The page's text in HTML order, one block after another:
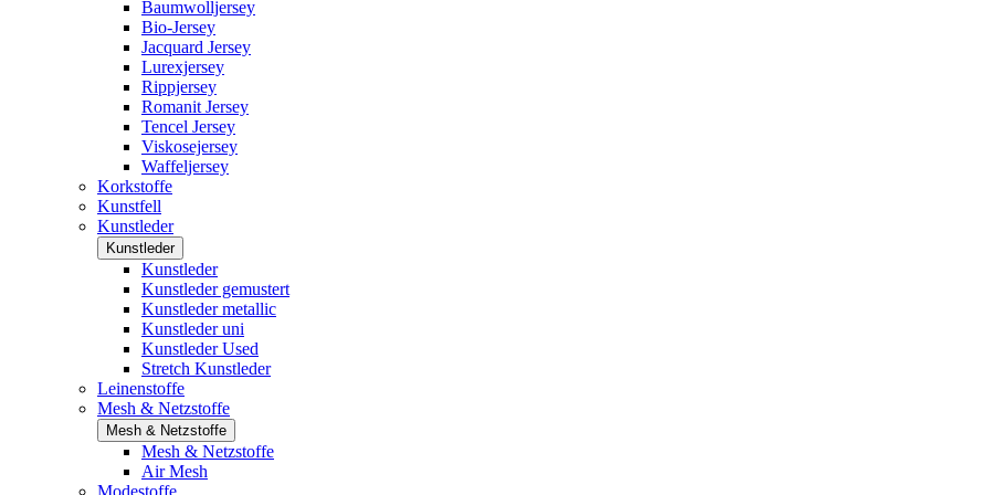
Baumwolljersey
Bio-Jersey
Jacquard Jersey
Lurexjersey
Rippjersey
Romanit Jersey
Tencel Jersey
Viskosejersey
Waffeljersey
Korkstoffe
Kunstfell
Kunstleder
Kunstleder
Kunstleder
Kunstleder gemustert
Kunstleder metallic
Kunstleder uni
Kunstleder Used
Stretch Kunstleder
Leinenstoffe
Mesh & Netzstoffe
Mesh & Netzstoffe
Mesh & Netzstoffe
Air Mesh
Modestoffe